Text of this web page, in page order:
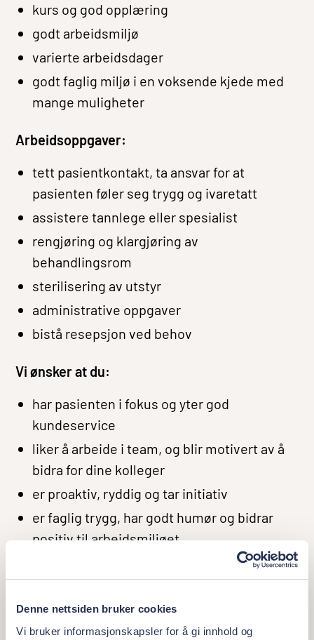
Denne nettsiden bruker cookies
Vi bruker informasjonskapsler for å gi innhold og
kurs og god opplæring
godt arbeidsmiljø
varierte arbeidsdager
godt faglig miljø i en voksende kjede med
mange muligheter
Arbeidsoppgaver:
tett pasientkontakt, ta ansvar for at
pasienten føler seg trygg og ivaretatt
assistere tannlege eller spesialist
rengjøring og klargjøring av
behandlingsrom
sterilisering av utstyr
administrative oppgaver
bistå resepsjon ved behov
Vi ønsker at du:
har pasienten i fokus og yter god
kundeservice
liker å arbeide i team, og blir motivert av å
bidra for dine kolleger
er proaktiv, ryddig og tar initiativ
er faglig trygg, har godt humør og bidrar
positiv til arbeidsmiljøet
er nysgjerrig på å tilegne deg ny kunnskap
og tar eierskap til dine ansvarsområder
er autorisert tannhelsesekretær, men
relevant erfaring kan kompensere for